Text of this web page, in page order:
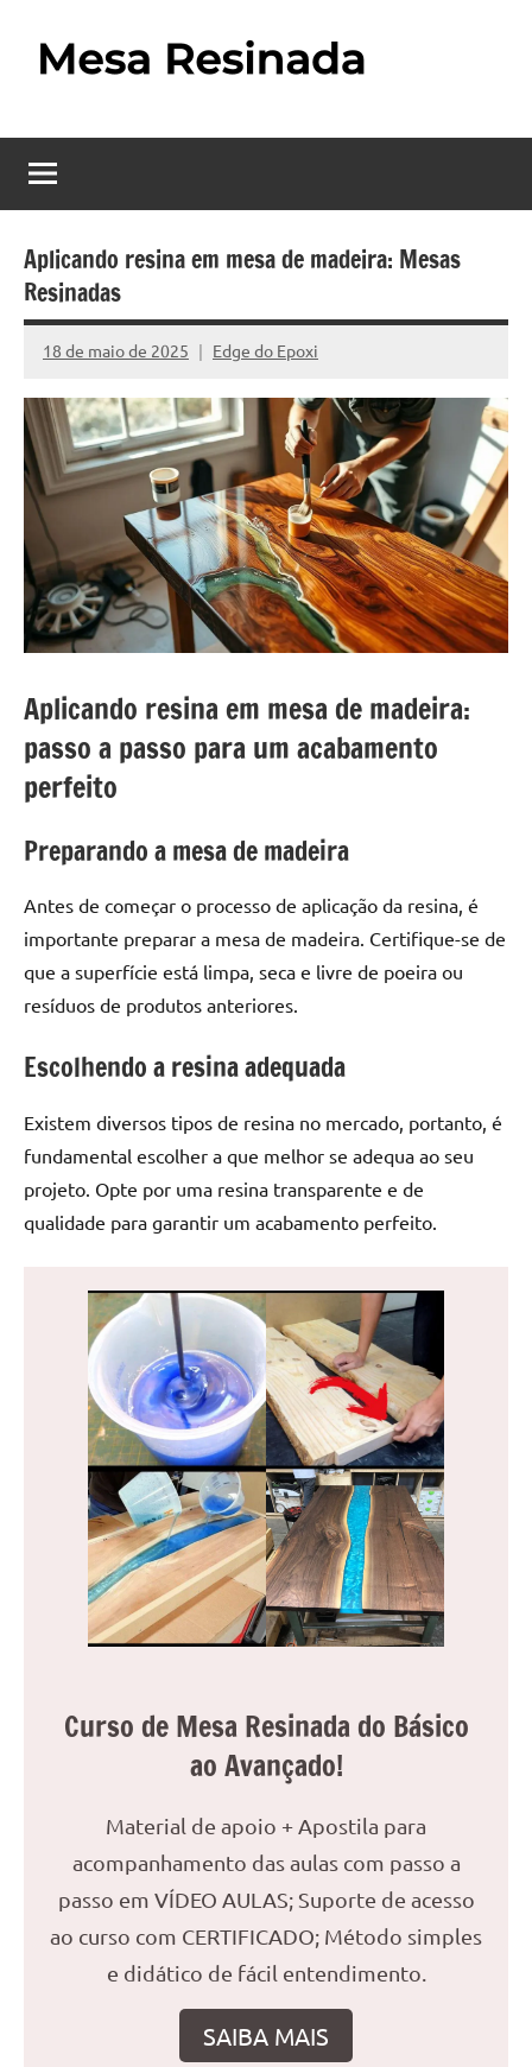
Resinada
–
Como
Fazer
uma
Mesa
Resinada
Passo
a
passo
o
fascinante
mesas
resinadas,
onde
elegância
da
madeira
se
encontra
com
a
criatividade
da
resina.
Explore
dicas
inspirações
sobre
de
de
resina,
de
de
resina
e
as
resinadas.
encontrará
Aplicando resina em mesa de madeira: Mesas
Resinadas
18 de maio de 2025 Edge do Epoxi
Nenhum
Comentário
Aplicando resina em mesa de madeira:
passo a passo para um acabamento
perfeito
Preparando a mesa de madeira
Antes de começar o processo de aplicação da resina, é
importante preparar a mesa de madeira. Certifique-se de
que a superfície está limpa, seca e livre de poeira ou
resíduos de produtos anteriores.
Escolhendo a resina adequada
Existem diversos tipos de resina no mercado, portanto, é
fundamental escolher a que melhor se adequa ao seu
projeto. Opte por uma resina transparente e de
qualidade para garantir um acabamento perfeito.
Curso de Mesa Resinada do Básico
ao Avançado!
Material de apoio + Apostila para
acompanhamento das aulas com passo a
passo em VÍDEO AULAS; Suporte de acesso
ao curso com CERTIFICADO; Método simples
e didático de fácil entendimento.
SAIBA MAIS